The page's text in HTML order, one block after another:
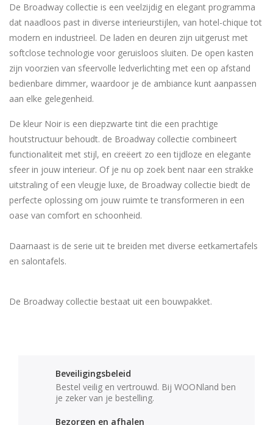
De Broadway collectie is een veelzijdig en elegant programma
dat naadloos past in diverse interieurstijlen, van hotel-chique tot
modern en industrieel. De laden en deuren zijn uitgerust met
softclose technologie voor geruisloos sluiten. De open kasten
zijn voorzien van sfeervolle ledverlichting met een op afstand
bedienbare dimmer, waardoor je de ambiance kunt aanpassen
aan elke gelegenheid.
De kleur Noir is een diepzwarte tint die een prachtige
houtstructuur behoudt. de Broadway collectie combineert
functionaliteit met stijl, en creëert zo een tijdloze en elegante
sfeer in jouw interieur. Of je nu op zoek bent naar een strakke
uitstraling of een vleugje luxe, de Broadway collectie biedt de
perfecte oplossing om jouw ruimte te transformeren in een
oase van comfort en schoonheid.
Daarnaast is de serie uit te breiden met diverse eetkamertafels
en salontafels.
De Broadway collectie bestaat uit een bouwpakket.
Beveiligingsbeleid
Bestel veilig en vertrouwd. Bij WOONland ben
je zeker van je bestelling.
Bezorgen en afhalen